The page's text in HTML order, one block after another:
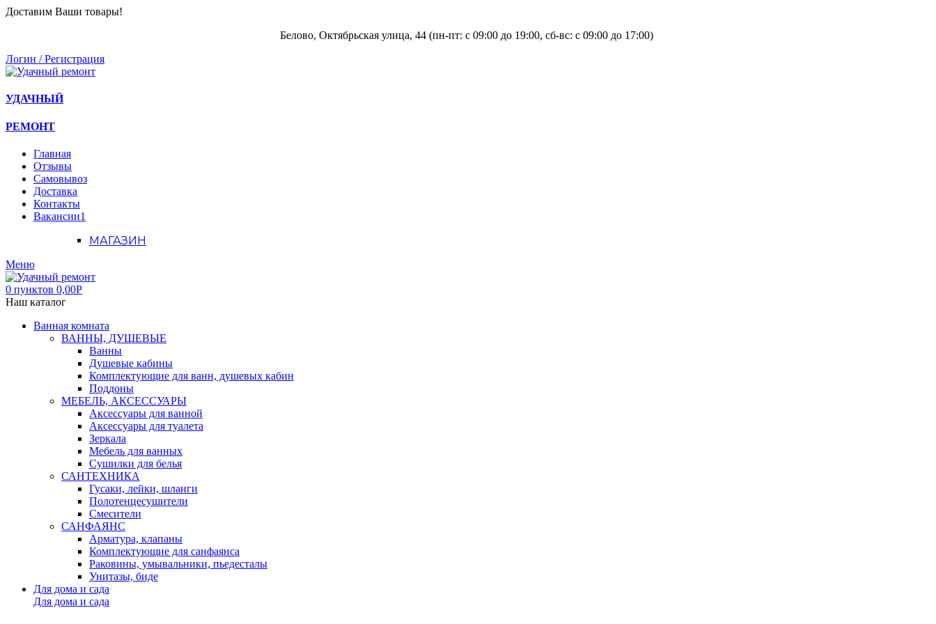
Доставим Ваши товары!
Белово, Октябрьская улица, 44 (пн-пт: с 09:00 до 19:00, сб-вс: с 09:00 до 17:00)
Логин / Регистрация
УДАЧНЫЙ
РЕМОНТ
Главная
Отзывы
Самовывоз
Доставка
Контакты
Вакансии1
МАГАЗИН
Меню
0 пунктов 0,00Р
Наш каталог
Ванная комната
ВАННЫ, ДУШЕВЫЕ
Ванны
Душевые кабины
Комплектующие для ванн, душевых кабин
Поддоны
МЕБЕЛЬ, АКСЕССУАРЫ
Аксессуары для ванной
Аксессуары для туалета
Зеркала
Мебель для ванных
Сушилки для белья
САНТЕХНИКА
Гусаки, лейки, шланги
Полотенцесушители
Смесители
САНФАЯНС
Арматура, клапаны
Комплектующие для санфаянса
Раковины, умывальники, пьедесталы
Унитазы, биде
Для дома и сада
Для дома и сада